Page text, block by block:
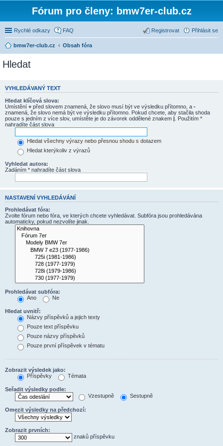
Fórum pro členy: bmw7er-club.cz
Rychlé odkazy FAQ Přihlásit se
Registrovat
bmw7er-club.cz Obsah fóra
Hledat
VYHLEDÁVANÝ TEXT
Hledat klíčová slova:
Umístění + před slovem znamená, že slovo musí být ve výsledku přítomno, a -
znamená, že slovo nemá být ve výsledku přítomno. Pokud chcete, aby stačila shoda
pouze s jedním z více slov, umístěte je do závorek oddělené znakem | . Použitím *
nahradíte část slova
Hledat všechny výrazy nebo přesnou shodu s dotazem
Hledat kterýkoliv z výrazů
Vyhledat autora:
Zadáním * nahradíte část slova
NASTAVENÍ VYHLEDÁVÁNÍ
Prohledávat fóra:
Zvolte fórum nebo fóra, ve kterých chcete vyhledávat. Subfóra jsou prohledávána
automaticky, pokud nezvolíte jinak.
Prohledávat subfóra:
Ano
Ne
Hledat uvnitř:
Názvy příspěvků a jejich texty
Pouze text příspěvku
Pouze názvy příspěvků
Pouze první příspěvek v tématu
Zobrazit výsledek jako:
Příspěvky
Témata
Seřadit výsledky podle:
Vzestupně
Sestupně
Omezit výsledky na předchozí:
Zobrazit prvních:
znaků příspěvku